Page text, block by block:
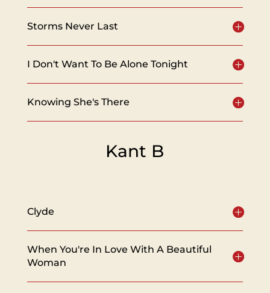
Storms Never Last
I Don't Want To Be Alone Tonight
Knowing She's There
Kant B
Clyde
When You're In Love With A Beautiful
Woman